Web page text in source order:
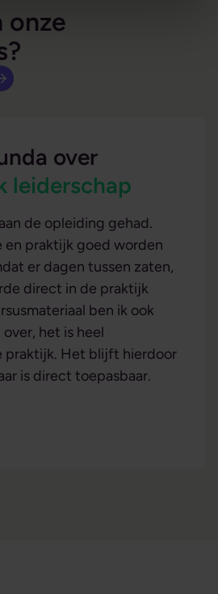
onze
over
leiderschap
de opleiding gehad.
en praktijk goed worden
er dagen tussen zaten,
direct in de praktijk
ben ik ook
het is heel
praktijk. Het blijft hierdoor
is direct toepasbaar.